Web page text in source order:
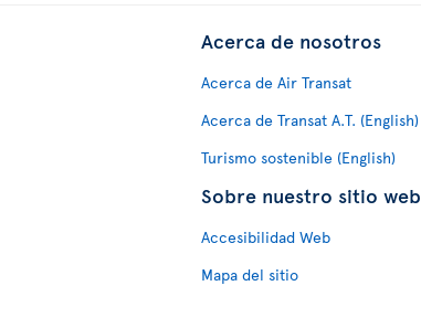
Acerca de nosotros
Acerca de Air Transat
Acerca de Transat A.T. (English)
Turismo sostenible (English)
Sobre nuestro sitio web
Accesibilidad Web
Mapa del sitio